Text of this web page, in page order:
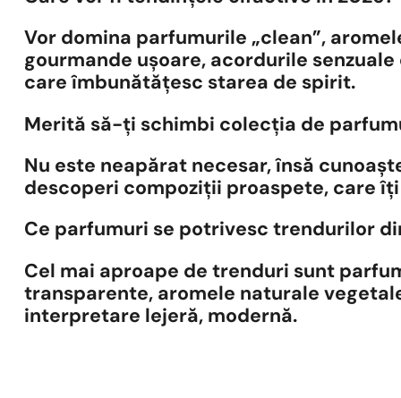
Vor domina parfumurile „clean”,
gourmande ușoare, acordurile
care îmbunătățesc starea de spirit.
Merită să-ți schimbi colecția de
Nu este neapărat necesar, însă
descoperi compoziții proaspete, care
Ce parfumuri se potrivesc trendurilor
Cel mai aproape de trenduri sunt
transparente, aromele naturale
interpretare lejeră, modernă.